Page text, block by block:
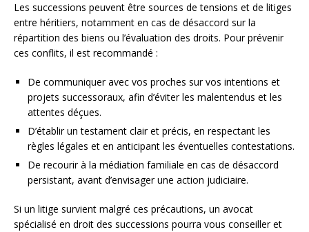
Les successions peuvent être sources de tensions et de litiges
entre héritiers, notamment en cas de désaccord sur la
répartition des biens ou l’évaluation des droits. Pour prévenir
ces conflits, il est recommandé :
De communiquer avec vos proches sur vos intentions et
projets successoraux, afin d’éviter les malentendus et les
attentes déçues.
D’établir un testament clair et précis, en respectant les
règles légales et en anticipant les éventuelles contestations.
De recourir à la médiation familiale en cas de désaccord
persistant, avant d’envisager une action judiciaire.
Si un litige survient malgré ces précautions, un avocat
spécialisé en droit des successions pourra vous conseiller et